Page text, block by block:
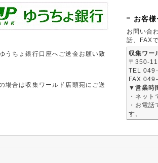
うちょ銀行口座へご送金お願い致
場合は収集ワールド店頭宛にご送
お客
お問い合
話、FAX
収集ワー
〒350-
TEL
FAX
▼営業時
・ネッ
・お電
す。